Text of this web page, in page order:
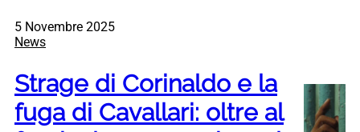
5 Novembre 2025
News
Strage di Corinaldo e la
fuga di Cavallari: oltre al